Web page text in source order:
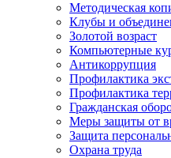
Методическая
Клубы и
Золотой возраст
Компьютерные
Антикоррупция
Профилактика
Профилактика
Гражданская
Меры защиты от
Защита
Охрана труда